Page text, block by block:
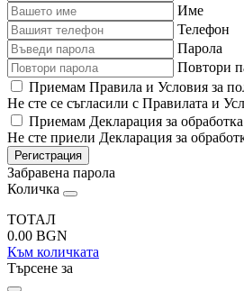
Име
Телефон
Парола
Повтори
Приемам Правила и Условия за
Не сте се съгласили с Правилата и
Приемам Декларация за
Не сте приели Декларация за
Регистрация
Забравена парола
Количка
ТОТАЛ
0.00 BGN
Към количката
Търсене за